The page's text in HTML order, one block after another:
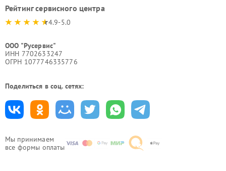
Мы принимаем
все формы оплаты
Рейтинг сервисного центра
4.9-5.0
ООО "Русервис"
ИНН 7702633247
ОГРН 1077746335776
Поделиться в соц. сетях: